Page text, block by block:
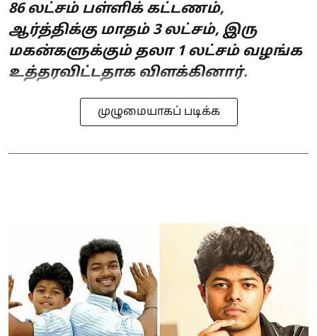
86 லட்சம் பள்ளிக் கட்டணம்,
ஆர்த்திக்கு மாதம் 3 லட்சம், இரு
மகன்களுக்கும் தலா 1 லட்சம் வழங்க
உத்தரவிட்டதாக விளக்கினார்.
முழுமையாகப் படிக்க